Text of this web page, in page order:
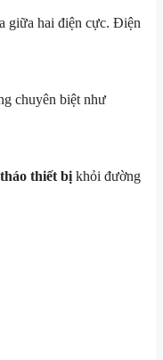
giữa hai điện cực. Điện
chuyên biệt như
thiết bị khỏi đường